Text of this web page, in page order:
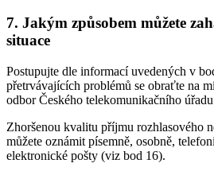
7. Jakým způsobem můžete
situace
Postupujte dle informací uvedených v
přetrvávajících problémů se obraťte na
odbor Českého telekomunikačního
Zhoršenou kvalitu příjmu rozhlasového
můžete oznámit písemně, osobně,
elektronické pošty (viz bod 16).